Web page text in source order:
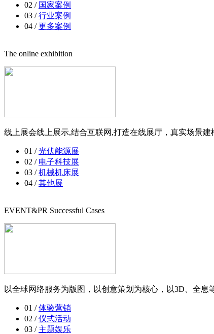
02 / 国家案例
03 /行业案例
04 /更多案例
The online exhibition
线上展会线上展示,结合互联网,打造在线展厅，真实场景
01 /光伏能源展
02 / 电子科技展
03 /机械机床展
04 /其他展
EVENT&PR Successful Cases
以全球网络服务为版图，以创意策划为核心，以3D、全
01 /体验营销
02 /仪式活动
03 / 主题娱乐